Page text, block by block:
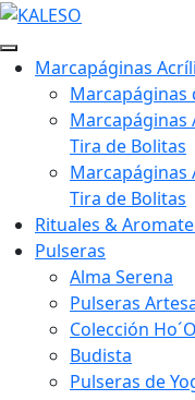
Marcapáginas
Marcapáginas
Marcapáginas
Tira de Bolitas
Marcapáginas
Tira de Bolitas
Rituales &
Pulseras
Alma Serena
Pulseras
Colección
Budista
Pulseras de